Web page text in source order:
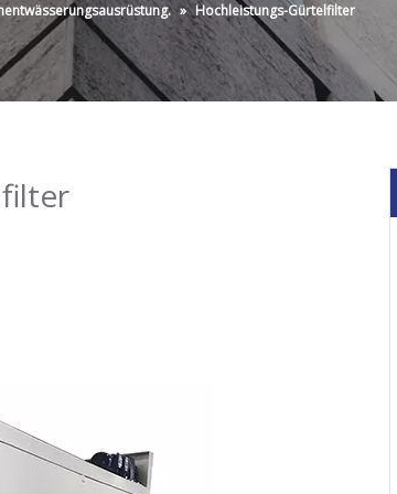
» Hochleistungs-Gürtelfilter